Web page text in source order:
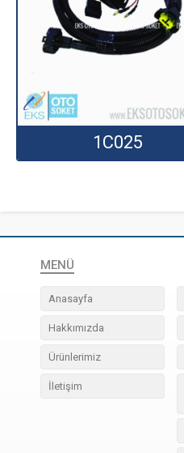
1C025
MENÜ
Anasayfa
Hakkımızda
Ürünlerimiz
İletişim